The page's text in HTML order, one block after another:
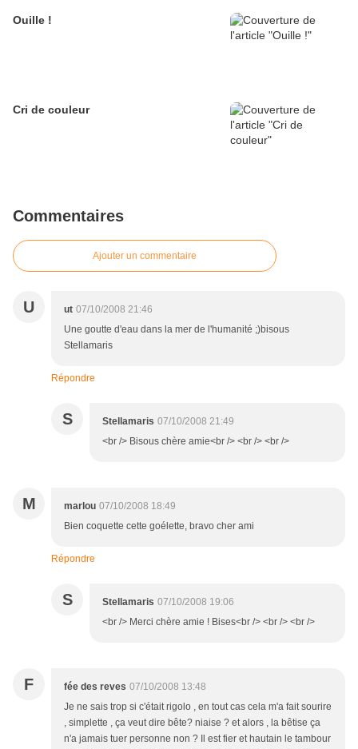
Ouille !
Cri de couleur
Commentaires
Ajouter un commentaire
U ut 07/10/2008 21:46
Une goutte d'eau dans la mer de l'humanité ;)bisous
Stellamaris
Répondre
S Stellamaris 07/10/2008 21:49
<br /> Bisous chère amie<br /> <br /> <br />
M marlou 07/10/2008 18:49
Bien coquette cette goélette, bravo cher ami
Répondre
S Stellamaris 07/10/2008 19:06
<br /> Merci chère amie ! Bises<br /> <br /> <br />
F fée des reves 07/10/2008 13:48
Je ne sais trop si c'était rigolo , en tout cas cela m'a fait sourire
, simplette , ça veut dire bête? niaise ? et alors , la bêtise ça
n'a jamais tuer personne non ? Il est fier et hautain le tambour